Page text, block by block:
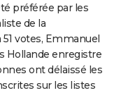
préférée par les
de la
votes, Emmanuel
Hollande enregistre
ont délaissé les
sur les listes